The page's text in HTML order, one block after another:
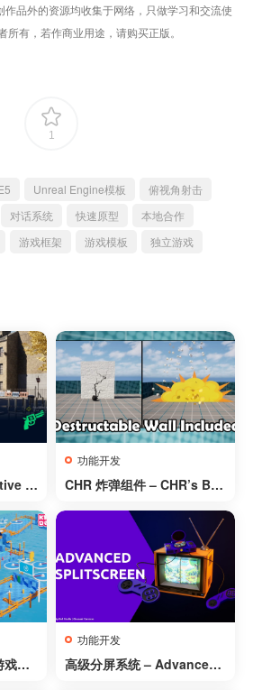
品外的资源均收集于网络，只做学习和交流使
所有，若作商业用途，请购买正版。
1
Unreal Engine模板
俯视角射击
对话系统 快速原型
本地合作
游戏框架 游戏模板
独立游戏
Pr
功能开发
CHR 炸弹组件 – CHR’s Bo
戏模
功能开发
高级分屏系统 – Advanced